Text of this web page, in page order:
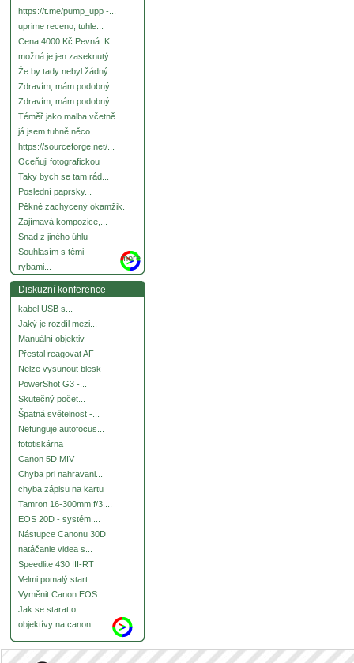
https://t.me/pump_upp -...
uprime receno, tuhle...
Cena 4000 Kč Pevná. K...
možná je jen zaseknutý...
Že by tady nebyl žádný
Zdravím, mám podobný...
Zdravím, mám podobný...
Téměř jako malba včetně
já jsem tuhně něco...
https://sourceforge.net/...
Oceňuji fotografickou
Taky bych se tam rád...
Poslední paprsky...
Pěkně zachycený okamžik.
Zajímavá kompozice,...
Snad z jiného úhlu
Souhlasím s těmi
rybami...
more
Diskuzní konference
kabel USB s...
Jaký je rozdíl mezi...
Manuální objektiv
Přestal reagovat AF
Nelze vysunout blesk
PowerShot G3 -...
Skutečný počet...
Špatná světelnost -...
Nefunguje autofocus...
fototiskárna
Canon 5D MIV
Chyba pri nahravani...
chyba zápisu na kartu
Tamron 16-300mm f/3....
EOS 20D - systém....
Nástupce Canonu 30D
natáčanie videa s...
Speedlite 430 III-RT
Velmi pomalý start...
Vyměnit Canon EOS...
Jak se starat o...
objektívy na canon...